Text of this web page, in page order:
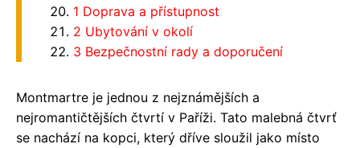
1 Doprava a přístupnost
2 Ubytování v okolí
3 Bezpečnostní rady a doporučení
Montmartre je jednou z nejznámějších a
nejromantičtějších čtvrtí v Paříži. Tato malebná čtvrť
se nachází na kopci, který dříve sloužil jako místo